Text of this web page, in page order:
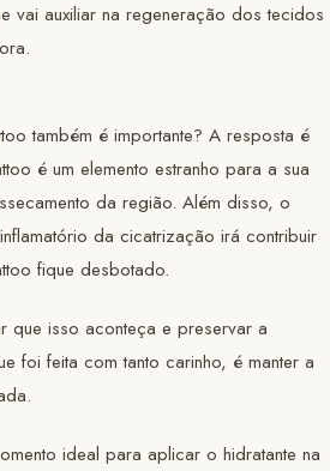
vai auxiliar na regeneração dos tecidos
também é importante? A resposta é
é um elemento estranho para a sua
da região. Além disso, o
da cicatrização irá contribuir
fique desbotado.
que isso aconteça e preservar a
foi feita com tanto carinho, é manter a
ideal para aplicar o hidratante na